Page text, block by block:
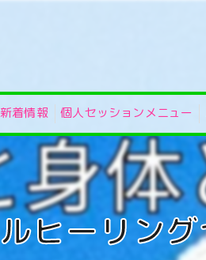
新着情報 個人セッションメニュー